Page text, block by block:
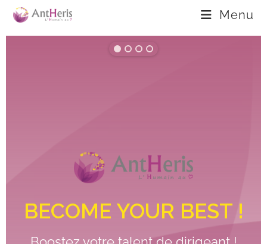
Menu
BECOME YOUR BEST !